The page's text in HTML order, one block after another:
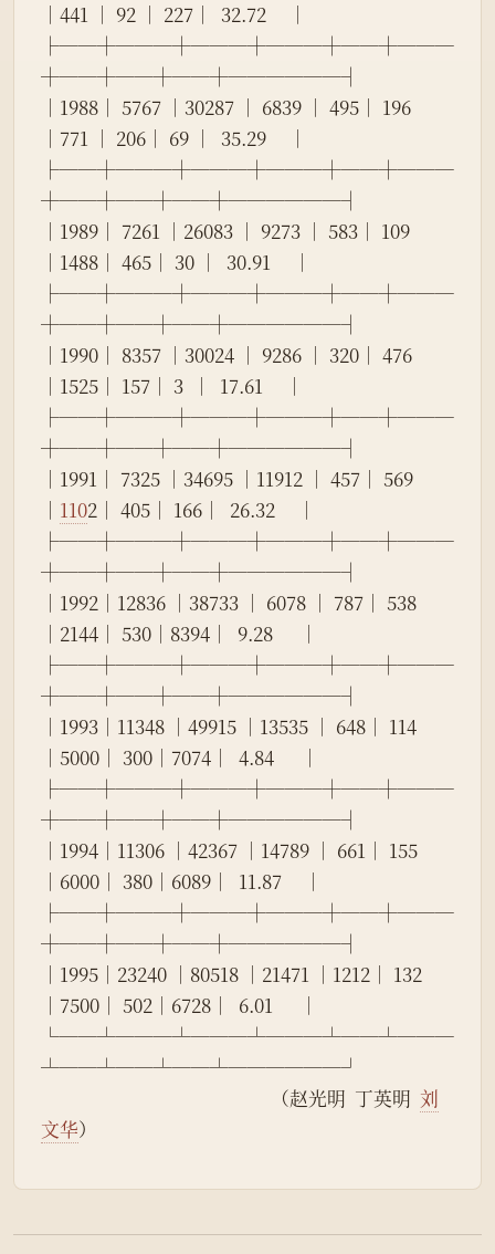
│441 │ 92 │ 227│  32.72     │
├──┼───┼───┼───┼──┼───
┼──┼──┼──┼──────┤
│1988│ 5767 │30287 │ 6839 │ 495│ 196
│771 │ 206│ 69 │  35.29     │
├──┼───┼───┼───┼──┼───
┼──┼──┼──┼──────┤
│1989│ 7261 │26083 │ 9273 │ 583│ 109
│1488│ 465│ 30 │  30.91     │
├──┼───┼───┼───┼──┼───
┼──┼──┼──┼──────┤
│1990│ 8357 │30024 │ 9286 │ 320│ 476
│1525│ 157│ 3  │  17.61     │
├──┼───┼───┼───┼──┼───
┼──┼──┼──┼──────┤
│1991│ 7325 │34695 │11912 │ 457│ 569
│ 1102│ 405│ 166│  26.32     │
├──┼───┼───┼───┼──┼───
┼──┼──┼──┼──────┤
│1992│12836 │38733 │ 6078 │ 787│ 538
│2144│ 530│8394│  9.28      │
├──┼───┼───┼───┼──┼───
┼──┼──┼──┼──────┤
│1993│11348 │49915 │13535 │ 648│ 114
│5000│ 300│7074│  4.84      │
├──┼───┼───┼───┼──┼───
┼──┼──┼──┼──────┤
│1994│11306 │42367 │14789 │ 661│ 155
│6000│ 380│6089│  11.87     │
├──┼───┼───┼───┼──┼───
┼──┼──┼──┼──────┤
│1995│23240 │80518 │21471 │1212│ 132
│7500│ 502│6728│  6.01      │
└──┴───┴───┴───┴──┴───
┴──┴──┴──┴──────┘
                                                    （赵光明  丁英明
刘
文华）